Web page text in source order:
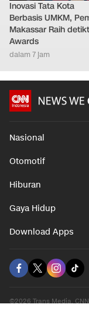
Inovasi Tata Kota
Berbasis UMKM,
Makassar Raih
Awards
dalam 7 jam
Nasional
Otomotif
Hiburan
Gaya Hidup
Download Apps
©2026 Trans Media,